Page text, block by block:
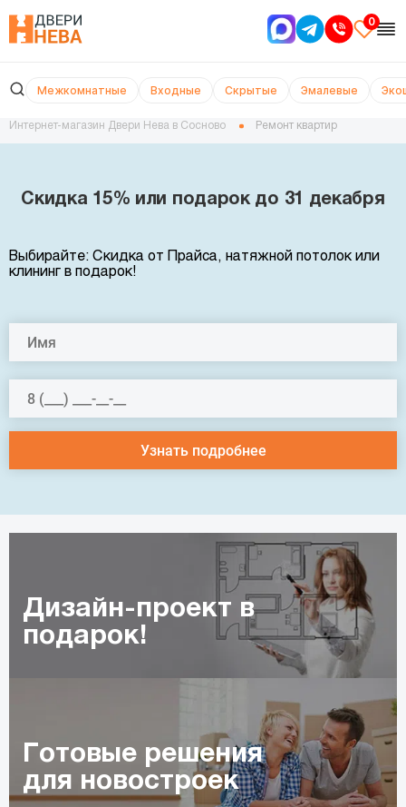
0
Межкомнатные Входные Скрытые Эмалевые
Интернет-магазин Двери Нева в Сосново Ремонт квартир
Скидка 15% или подарок до 31 декабря
Выбирайте: Скидка от Прайса, натяжной потолок или
клининг в подарок!
Узнать подробнее
Дизайн-проект в
подарок!
Готовые решения
для новостроек